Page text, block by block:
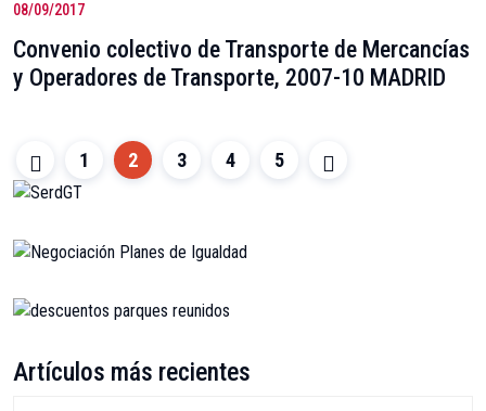
08/09/2017
Convenio colectivo de Transporte de Mercancías
y Operadores de Transporte, 2007-10 MADRID
1 2 3 4 5
Artículos más recientes